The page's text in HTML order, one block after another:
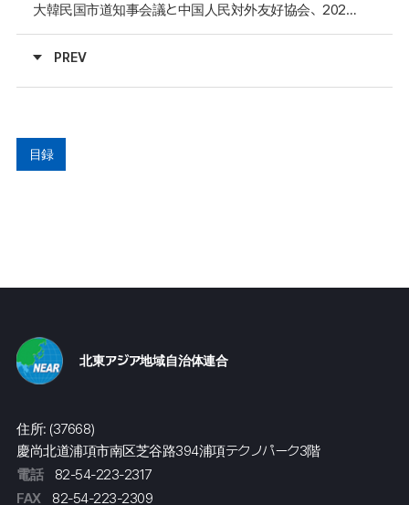
大韓民国市道知事会議と中国人民対外友好協会、2024年第3回中韓省長知事会議を韓国での開催に合意
PREV
目録
北東アジア地域自治体連合
住所: (37668)
慶尚北道浦項市南区芝谷路394浦項テクノパーク3階
電話
82-54-223-2317
FAX
82-54-223-2309